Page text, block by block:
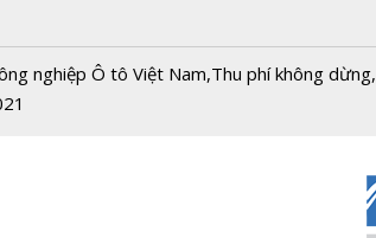
nghiệp Ô tô Việt Nam,Thu phí không dừng,